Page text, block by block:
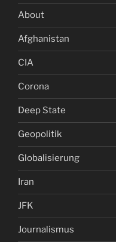
About
Afghanistan
CIA
Corona
Deep State
Geopolitik
Globalisierung
Iran
JFK
Journalismus